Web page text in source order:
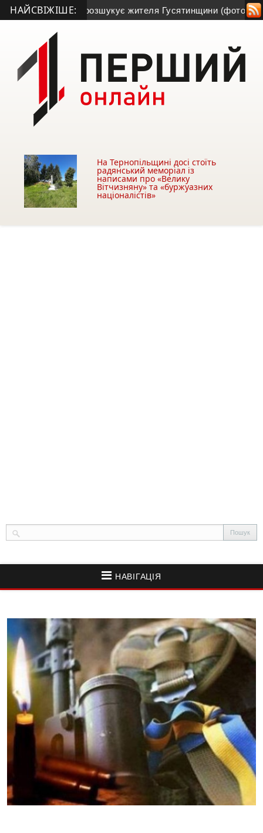
НАЙСВІЖІШЕ:
поліція розшукує жителя Гусятинщини (фото+відео) •
На Тернопільщині досі стоїть
радянський меморіал із
написами про «Велику
Вітчизняну» та «буржуазних
націоналістів»
НАВІГАЦІЯ